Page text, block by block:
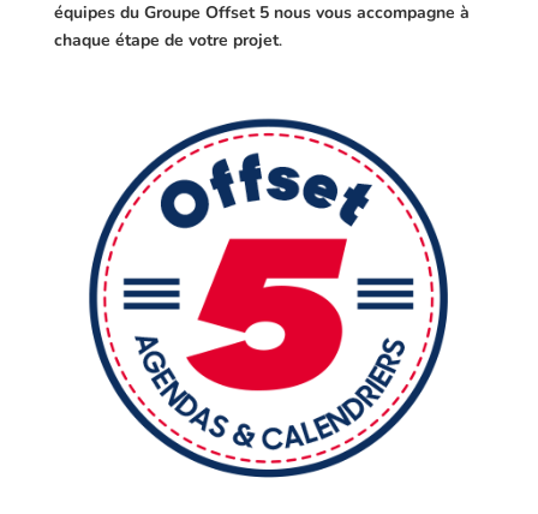
équipes du Groupe Offset 5 nous vous accompagne à
chaque étape de votre projet.